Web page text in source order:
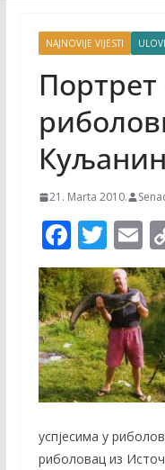
NAJNOVIJE VIJESTI ULOVI
Портрет
21. Marta 2010.
F
ac
e
b
o
o
k
T
w
itt
er
E
ai
l
успјесима у
риболовац из